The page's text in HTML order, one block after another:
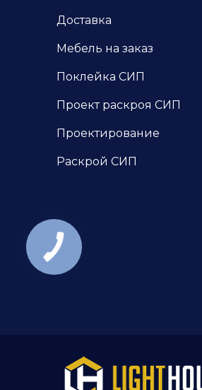
Доставка
Мебель на заказ
Поклейка СИП
Проект раскроя СИП
Проектирование
Раскрой СИП